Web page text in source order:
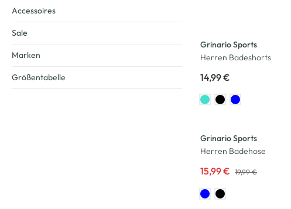
Grinario Sports
Herren Badeshorts
14,99 €
Grinario Sports
Herren Badehose
15,99 € 19,99 €
Accessoires
Sale
Marken
Größentabelle